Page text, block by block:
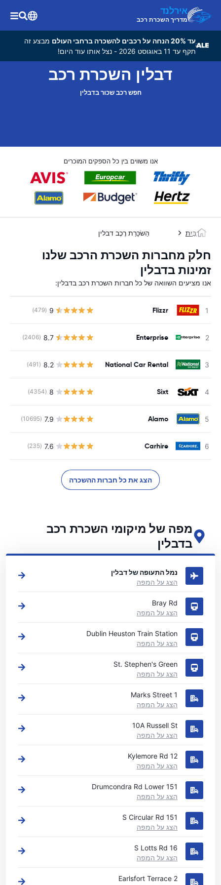
אירלנד
מדריך השכרת רכב
עד 20% הנחה על רכבים להשכרה ברחבי העולם
מבצע זה
תקף עד 11 באוגוסט 2026 - נצל אותו עוד היום!
דבלין השכרת רכב
חפש רכב שכור בדבלין
אנו משווים בין כל הספקים המוכרים
בַּיִת הַשׂכָּרַת רֶכֶב דבלין
חלק מחברות השכרת הרכב שלנו
זמינות בדבלין
אנו מציעים השוואה של כל חברות השכרת רכב בדבלין:
Flizzr
9
(479)
Enterprise
8.7
(2406)
National Car Rental
8.2
(491)
Sixt
8
(4354)
Alamo
7.9
(10695)
Carhire
7.6
(235)
הצג את כל חברות ההשכרה
מפה של מיקומי השכרת רכב
בדבלין
ראה את מיקומי השכרת הרכב העיקריים שלנו בדבלין
נמל התעופה של דבלין
הצג על המפה
Bray Rd
הצג על המפה
Dublin Heuston Train Station
הצג על המפה
St. Stephen's Green
הצג על המפה
1 Marks Street
הצג על המפה
10A Russell St
הצג על המפה
12 Kylemore Rd
הצג על המפה
151 Drumcondra Rd Lower
הצג על המפה
151 S Circular Rd
הצג על המפה
16 S Lotts Rd
הצג על המפה
2 Earlsfort Terrace